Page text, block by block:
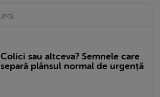
Colici sau altceva? Semnele care
separă plânsul normal de urgență